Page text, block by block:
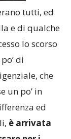
po’ in
ed
è arrivata